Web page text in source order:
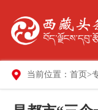
当前位置： 首页 >